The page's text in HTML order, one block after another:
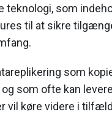
teknologi, som
til at sikre
som
som ofte kan
vil køre videre i